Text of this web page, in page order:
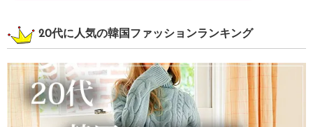
20代に人気の韓国ファッションランキング